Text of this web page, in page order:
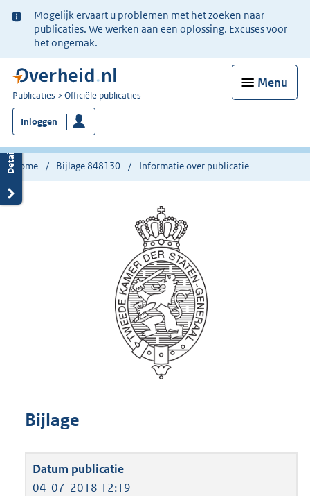
Ter
informatie:
Mogelijk ervaart u problemen met het zoeken naar
publicaties. We werken aan een oplossing. Excuses voor
het ongemak.
Menu
U
bent
nu
hier:
Publicaties Officiële publicaties
Inloggen
Home Bijlage 848130 Informatie over publicatie
Bijlage
04-07-2018 12:19